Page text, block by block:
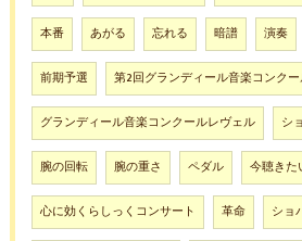
本番 あがる 忘れる 暗譜 演奏
前期予選 第2回グランディール音楽コンク
グランディール音楽コンクールレヴェル シ
腕の回転 腕の重さ ペダル 今聴きた
心に効くらしっくコンサート 革命 ショ